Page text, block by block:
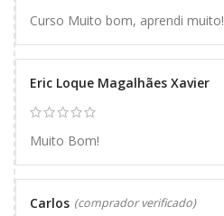
Curso Muito bom, aprendi muito!
Eric Loque Magalhães Xavier
Muito Bom!
Carlos (comprador verificado)